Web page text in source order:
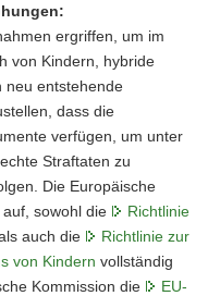
ergriffen, um im
von Kindern, hybride
neu entstehende
dass die
verfügen, um unter
Straftaten zu
Die Europäische
sowohl die
Richtlinie
auch die
Richtlinie zur
von Kindern vollständig
Kommission die
EU-